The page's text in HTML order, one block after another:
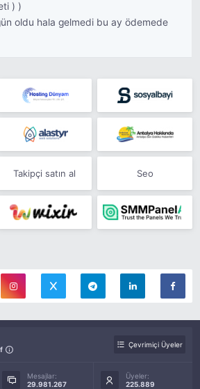
) )
oldu hala gelmedi bu ay ödemede
Takipçi satın al Seo
Çevrimiçi Üyeler
Mesajlar:
29.981.267
Üyeler:
225.889